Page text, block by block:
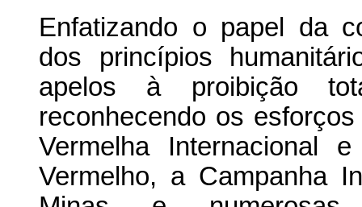
Enfatizando o papel da
dos princípios
apelos à proibição
reconhecendo os
Vermelha Internacional
Vermelho, a Campanha